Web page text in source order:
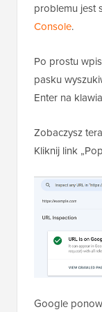
problemu jest
Console.
Po prostu
pasku
Enter na
Zobaczysz
Kliknij link
Google